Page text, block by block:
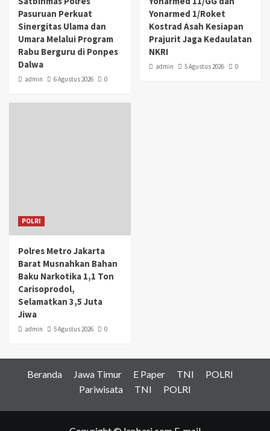
Pasuruan Perkuat
Sinergitas Ulama dan
Umara Melalui Program
Rabu Berguru di Ponpes
Dalwa
admin 6 Agustus 2026 0
Yonarmed 1/Roket
Kostrad Asah Kesiapan
Prajurit Jaga Kedaulatan
NKRI
admin 5 Agustus 2026 0
POLRI
Polres Metro Jakarta
Barat Musnahkan Bahan
Baku Narkotika 1,1 Ton
Carisoprodol,
Selamatkan 3,5 Juta
Jiwa
admin 5 Agustus 2026 0
Beranda Jawa Timur E Paper TNI
POLRI
Pariwisata
TNI POLRI